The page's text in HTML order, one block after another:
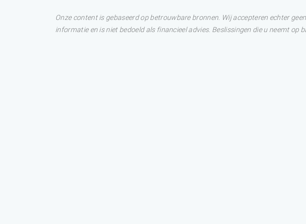
Onze content is gebaseerd op betrouwbare bronnen. Wij accepteren echter
informatie en is niet bedoeld als financieel advies. Beslissingen die u neemt